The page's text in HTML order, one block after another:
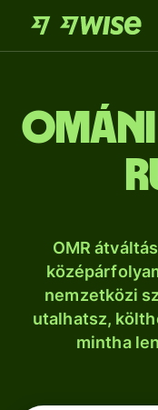
OMR
nemzetközi
utalhatsz,
mintha